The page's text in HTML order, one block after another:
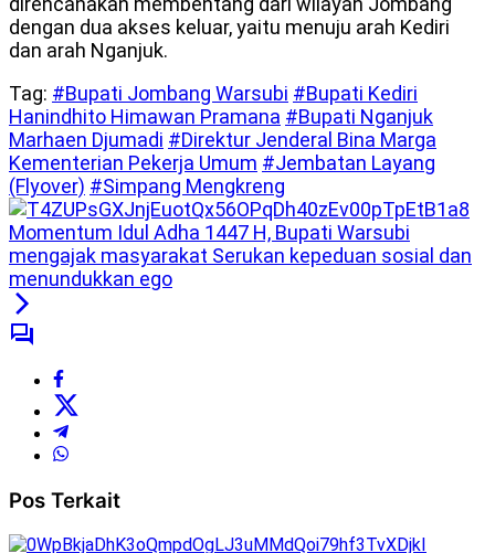
dengan dua akses keluar, yaitu menuju arah Kediri
dan arah Nganjuk.
Tag: #Bupati Jombang Warsubi #Bupati Kediri
Hanindhito Himawan Pramana #Bupati Nganjuk
Marhaen Djumadi #Direktur Jenderal Bina Marga
Kementerian Pekerja Umum #Jembatan Layang
(Flyover) #Simpang Mengkreng
Momentum Idul Adha 1447 H, Bupati Warsubi
mengajak masyarakat Serukan kepeduan sosial dan
menundukkan ego
Pos Terkait